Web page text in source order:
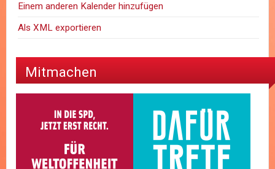
Einem anderen Kalender hinzufügen
Als XML exportieren
Mitmachen